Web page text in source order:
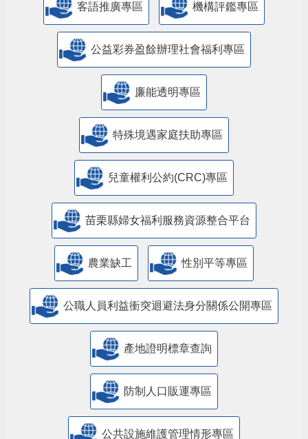
客語推廣專區 機構評鑑專區
公益彩券盈餘辦理社會福利專區
廉能透明專區
特殊境遇家庭扶助專區
兒童權利公約(CRC)專區
苗栗縣婦女福利服務資源整合平台
農業缺工 性別平等專區
公職人員利益衝突迴避法身分關係公開專區
產地證明標章查詢
防制人口販運專區
​公共設施維護管理情形專區